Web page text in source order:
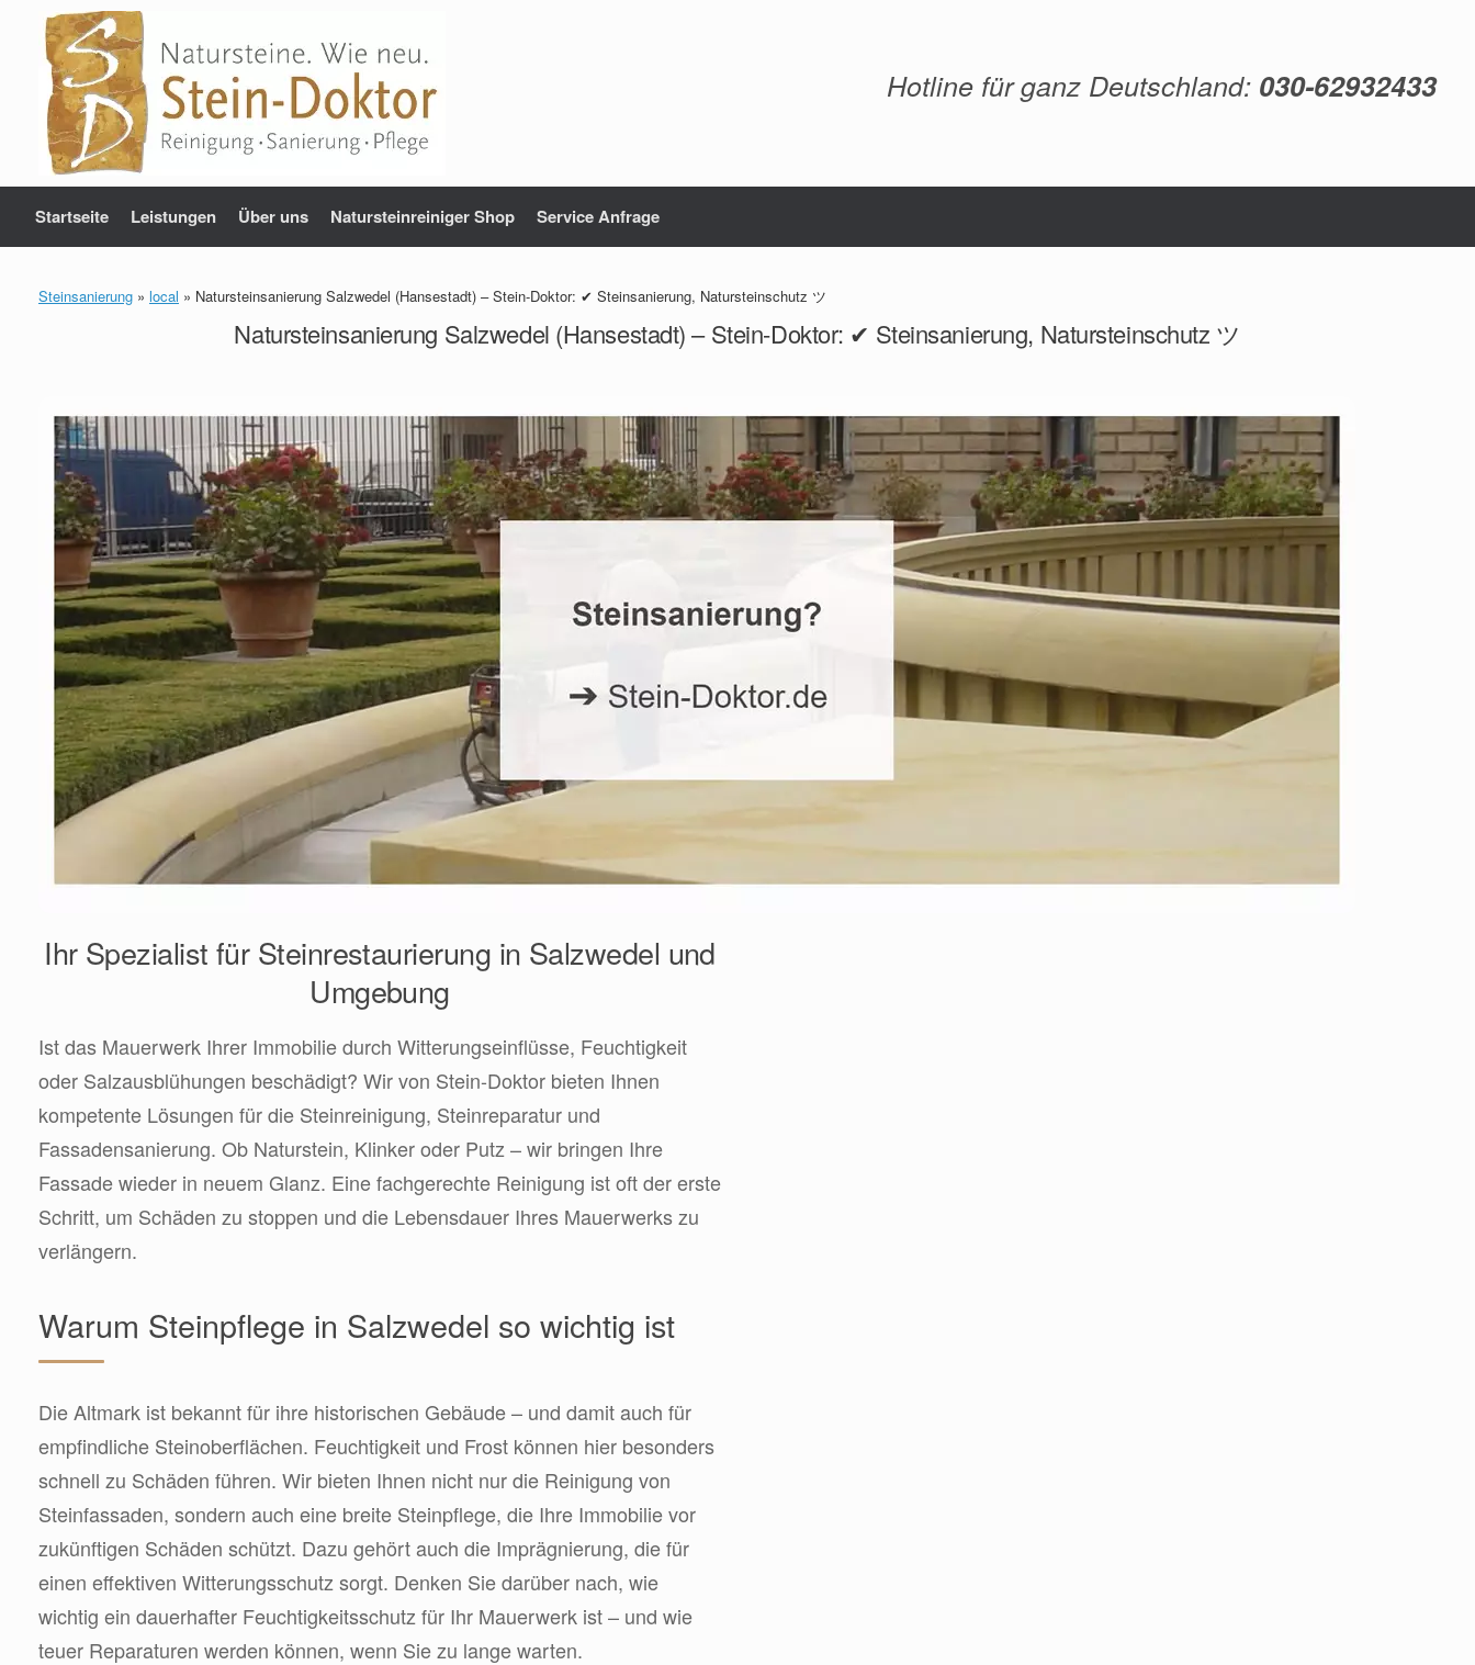
springen
Hotline für ganz Deutschland: 030-62932433
Startseite Leistungen Über uns Natursteinreiniger Shop Service Anfrage
Steinsanierung » local » Natursteinsanierung Salzwedel (Hansestadt) – Stein-Doktor: ✔ Steinsanierung, Natursteinschutz ツ
Natursteinsanierung Salzwedel (Hansestadt) – Stein-Doktor: ✔ Steinsanierung, Natursteinschutz ツ
Ihr Spezialist für Steinrestaurierung in Salzwedel und
Umgebung
Ist das Mauerwerk Ihrer Immobilie durch Witterungseinflüsse, Feuchtigkeit
oder Salzausblühungen beschädigt? Wir von Stein-Doktor bieten Ihnen
kompetente Lösungen für die Steinreinigung, Steinreparatur und
Fassadensanierung. Ob Naturstein, Klinker oder Putz – wir bringen Ihre
Fassade wieder in neuem Glanz. Eine fachgerechte Reinigung ist oft der erste
Schritt, um Schäden zu stoppen und die Lebensdauer Ihres Mauerwerks zu
verlängern.
Warum Steinpflege in Salzwedel so wichtig ist
Die Altmark ist bekannt für ihre historischen Gebäude – und damit auch für
empfindliche Steinoberflächen. Feuchtigkeit und Frost können hier besonders
schnell zu Schäden führen. Wir bieten Ihnen nicht nur die Reinigung von
Steinfassaden, sondern auch eine breite Steinpflege, die Ihre Immobilie vor
zukünftigen Schäden schützt. Dazu gehört auch die Imprägnierung, die für
einen effektiven Witterungsschutz sorgt. Denken Sie darüber nach, wie
wichtig ein dauerhafter Feuchtigkeitsschutz für Ihr Mauerwerk ist – und wie
teuer Reparaturen werden können, wenn Sie zu lange warten.